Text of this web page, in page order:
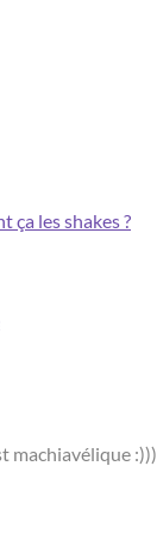
ça les shakes ?
machiavélique :)))